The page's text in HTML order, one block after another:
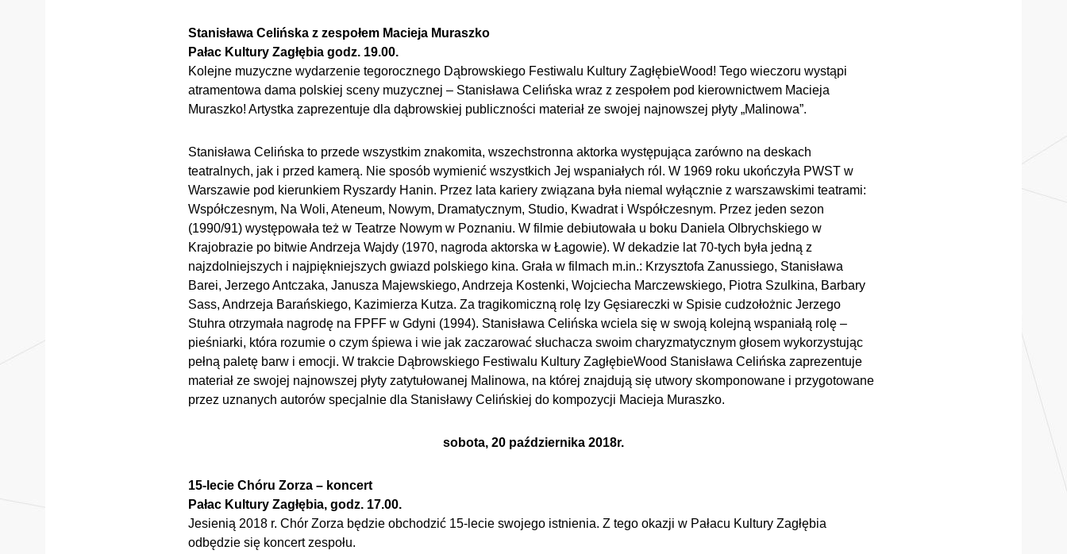
Stanisława Celińska z zespołem Macieja Muraszko
Pałac Kultury Zagłębia godz. 19.00.
Kolejne muzyczne wydarzenie tegorocznego Dąbrowskiego Festiwalu Kultury ZagłębieWood! Tego wieczoru wystąpi
atramentowa dama polskiej sceny muzycznej – Stanisława Celińska wraz z zespołem pod kierownictwem Macieja
Muraszko! Artystka zaprezentuje dla dąbrowskiej publiczności materiał ze swojej najnowszej płyty „Malinowa”.
Stanisława Celińska to przede wszystkim znakomita, wszechstronna aktorka występująca zarówno na deskach
teatralnych, jak i przed kamerą. Nie sposób wymienić wszystkich Jej wspaniałych ról. W 1969 roku ukończyła PWST w
Warszawie pod kierunkiem Ryszardy Hanin. Przez lata kariery związana była niemal wyłącznie z warszawskimi teatrami:
Współczesnym, Na Woli, Ateneum, Nowym, Dramatycznym, Studio, Kwadrat i Współczesnym. Przez jeden sezon
(1990/91) występowała też w Teatrze Nowym w Poznaniu. W filmie debiutowała u boku Daniela Olbrychskiego w
Krajobrazie po bitwie Andrzeja Wajdy (1970, nagroda aktorska w Łagowie). W dekadzie lat 70-tych była jedną z
najzdolniejszych i najpiękniejszych gwiazd polskiego kina. Grała w filmach m.in.: Krzysztofa Zanussiego, Stanisława
Barei, Jerzego Antczaka, Janusza Majewskiego, Andrzeja Kostenki, Wojciecha Marczewskiego, Piotra Szulkina, Barbary
Sass, Andrzeja Barańskiego, Kazimierza Kutza. Za tragikomiczną rolę Izy Gęsiareczki w Spisie cudzołożnic Jerzego
Stuhra otrzymała nagrodę na FPFF w Gdyni (1994). Stanisława Celińska wciela się w swoją kolejną wspaniałą rolę –
pieśniarki, która rozumie o czym śpiewa i wie jak zaczarować słuchacza swoim charyzmatycznym głosem wykorzystując
pełną paletę barw i emocji. W trakcie Dąbrowskiego Festiwalu Kultury ZagłębieWood Stanisława Celińska zaprezentuje
materiał ze swojej najnowszej płyty zatytułowanej Malinowa, na której znajdują się utwory skomponowane i przygotowane
przez uznanych autorów specjalnie dla Stanisławy Celińskiej do kompozycji Macieja Muraszko.
sobota, 20 października 2018r.
15-lecie Chóru Zorza – koncert
Pałac Kultury Zagłębia, godz. 17.00.
Jesienią 2018 r. Chór Zorza będzie obchodzić 15-lecie swojego istnienia. Z tego okazji w Pałacu Kultury Zagłębia
odbędzie się koncert zespołu.